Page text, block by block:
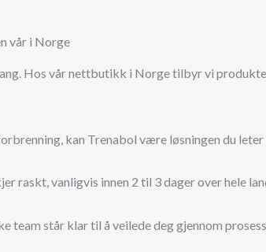
vår i Norge
Hos vår nettbutikk i Norge tilbyr vi
kan Trenabol være løsningen du leter
raskt, vanligvis innen 2 til 3 dager over hele
team står klar til å veilede deg gjennom